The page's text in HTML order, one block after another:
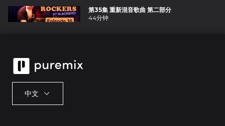
第35集 重新混音歌曲 第二部分
44分钟
中文